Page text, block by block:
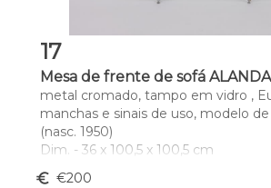
17
Mesa de frente de sofá ALANDA
metal cromado, tampo em vidro ,
manchas e sinais de uso, modelo
(nasc. 1950)
Dim. - 36 x 100,5 x 100,5 cm
euro_symbol €200